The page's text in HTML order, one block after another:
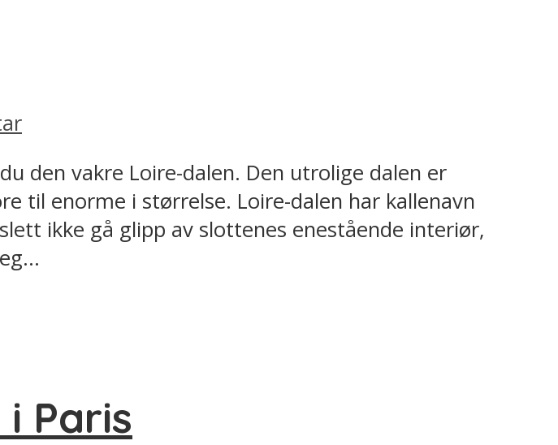
den vakre Loire-dalen. Den utrolige dalen er
til enorme i størrelse. Loire-dalen har kallenavn
ikke gå glipp av slottenes enestående interiør,
Paris